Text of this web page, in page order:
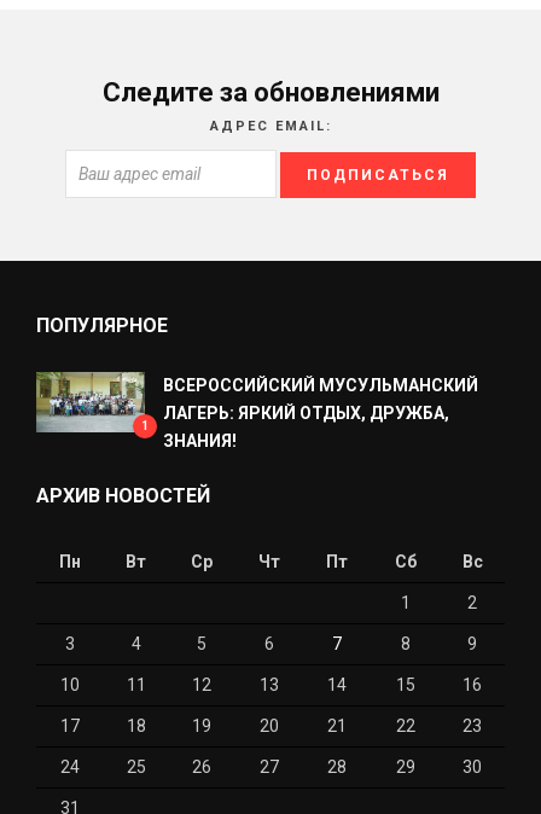
Следите за обновлениями
АДРЕС EMAIL:
ПОПУЛЯРНОЕ
1
ВСЕРОССИЙСКИЙ МУСУЛЬМАНСКИЙ
ЛАГЕРЬ: ЯРКИЙ ОТДЫХ, ДРУЖБА,
ЗНАНИЯ!
АРХИВ НОВОСТЕЙ
Пн Вт Ср Чт Пт Сб Вс
1 2
3 4 5 6 7 8 9
10 11 12 13 14 15 16
17 18 19 20 21 22 23
24 25 26 27 28 29 30
31